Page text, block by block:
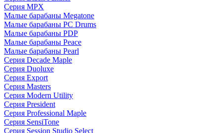
Серия MPX
Малые барабаны Megatone
Малые барабаны PC Drums
Малые барабаны PDP
Малые барабаны Peace
Малые барабаны Pearl
Серия Decade Maple
Серия Duoluxe
Серия Export
Серия Masters
Серия Modern Utility
Серия President
Серия Professional Maple
Серия SensiTone
Серия Session Studio Select